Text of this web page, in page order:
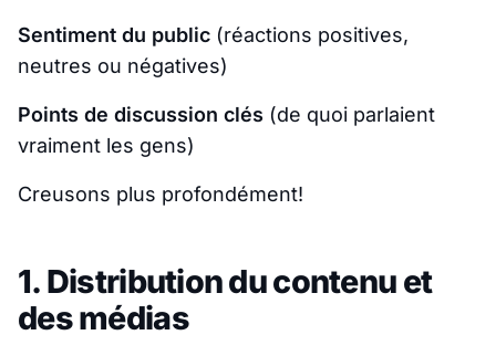
Sentiment du public (réactions positives,
neutres ou négatives)
Points de discussion clés (de quoi parlaient
vraiment les gens)
Creusons plus profondément!
1. Distribution du contenu et
des médias